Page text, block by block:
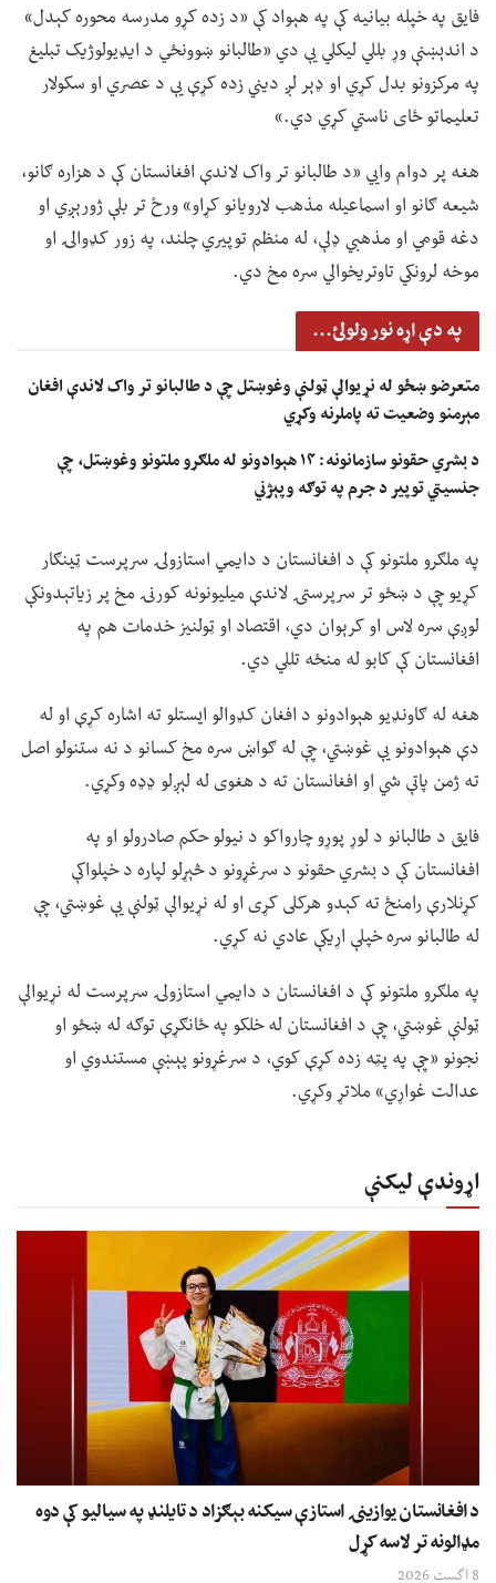
فایق په خپله بیانیه کې په هېواد کې «د زده کړو مدرسه محوره کېدل»
د اندېښنې وړ بللي لیکلي یې دي «طالبانو ښوونځي د ایډیولوژیک تبلیغ
په مرکزونو بدل کړي او ډېر لږ دیني زده کړې یې د عصري او سکولار
تعلیماتو ځای ناستي کړي دي.»
هغه پر دوام وايي «د طالبانو تر واک لاندې افغانستان کې د هزاره ګانو،
شیعه ګانو او اسماعیله مذهب لارویانو کړاو» ورځ تر بلې ژورېږي او
دغه قومي او مذهبي ډلې، له منظم توپیري چلند، په زور کډوالۍ او
موخه لرونکي تاوتریخوالي سره مخ دي.
په دې اړه نور ولولئ...
متعرضو ښځو له نړیوالې ټولنې وغوښتل چې د طالبانو تر واک لاندې افغان
مېرمنو وضعیت ته پاملرنه وکړي
د بشري حقونو سازمانونه: ۱۴ هېوادونو له ملګرو ملتونو وغوښتل، چې
جنسیتي توپير د جرم په توګه وپېژني
په ملګرو ملتونو کې د افغانستان د دایمي استازولۍ سرپرست ټینګار
کړیو چې د ښځو تر سرپرستۍ لاندې میلیونونه کورنۍ مخ پر زیاتېدونکې
لوږې سره لاس او کرېوان دي، اقتصاد او ټولنیز خدمات هم په
افغانستان کې کابو له منځه تللي دي.
هغه له ګاونډیو هېوادونو د افغان کډوالو ایستلو ته اشاره کړې او له
دې هېوادونو یې غوښتي، چې له ګواښ سره مخ کسانو د نه ستنولو اصل
ته ژمن پاتې شي او افغانستان ته د هغوی له لېږلو ډډه وکړي.
فایق د طالبانو د لوړ پوړو چارواکو د نیولو حکم صادرولو او په
افغانستان کې د بشري حقونو د سرغړونو د څېړلو لپاره د خپلواکې
کړنلارې رامنځ ته کېدو هرکلی کړی او له نړیوالې ټولنې یې غوښتي، چې
له طالبانو سره خپلې اړیکې عادي نه کړي.
په ملګرو ملتونو کې د افغانستان د دایمي استازولۍ سرپرست له نړیوالې
ټولنې غوښتي، چې د افغانستان له خلکو په ځانګړې توګه له ښځو او
نجونو «چې په پټه زده کړې کوي، د سرغړونو پېښې مستندوي او
عدالت غواړي» ملاتړ وکړي.
اړوندې لیکنې
د افغانستان یوازینۍ استازې سیکنه بېګزاد د تایلنډ په سیالیو کې دوه
مډالونه تر لاسه کړل
8 اگست 2026